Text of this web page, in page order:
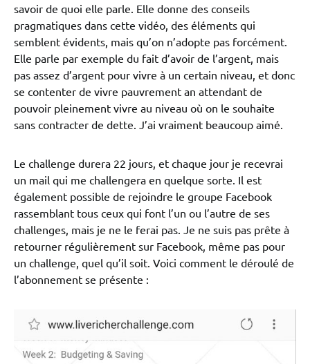
savoir de quoi elle parle. Elle donne des conseils
pragmatiques dans cette vidéo, des éléments qui
semblent évidents, mais qu’on n’adopte pas forcément.
Elle parle par exemple du fait d’avoir de l’argent, mais
pas assez d’argent pour vivre à un certain niveau, et donc
se contenter de vivre pauvrement an attendant de
pouvoir pleinement vivre au niveau où on le souhaite
sans contracter de dette. J’ai vraiment beaucoup aimé.
Le challenge durera 22 jours, et chaque jour je recevrai
un mail qui me challengera en quelque sorte. Il est
également possible de rejoindre le groupe Facebook
rassemblant tous ceux qui font l’un ou l’autre de ses
challenges, mais je ne le ferai pas. Je ne suis pas prête à
retourner régulièrement sur Facebook, même pas pour
un challenge, quel qu’il soit. Voici comment le déroulé de
l’abonnement se présente :